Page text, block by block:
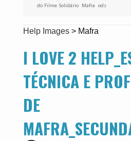
do Filme Solidário Mafra ,ods
Help Images> Mafra
I LOVE 2
TÉCNICA E
DE